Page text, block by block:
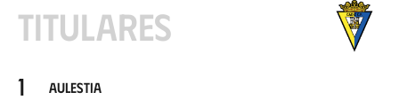
Titulares
1 Aulestia